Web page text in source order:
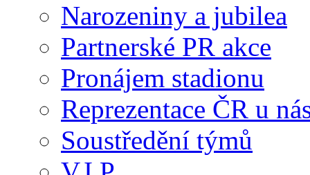
Narozeniny a jubilea
Partnerské PR akce
Pronájem stadionu
Reprezentace ČR u
Soustředění týmů